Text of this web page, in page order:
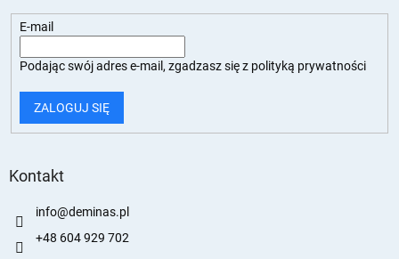
E-mail
Podając swój adres e-mail, zgadzasz się z polityką prywatności
ZALOGUJ SIĘ
Kontakt
info@deminas.pl
+48 604 929 702